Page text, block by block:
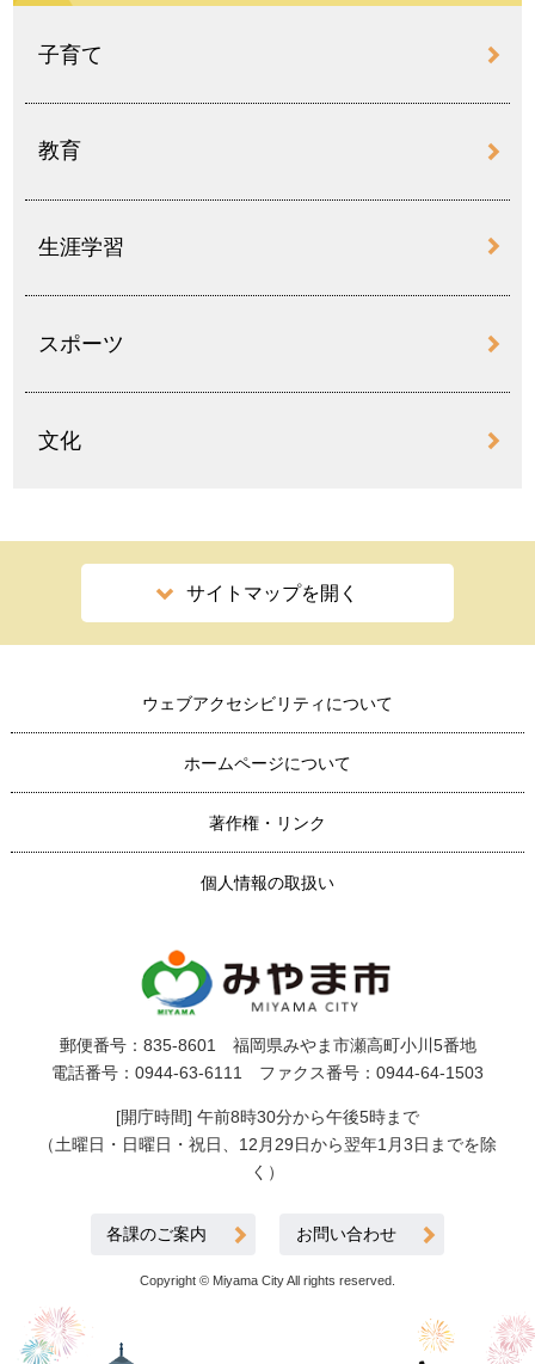
子育て
教育
生涯学習
スポーツ
文化
サイトマップを開く
ウェブアクセシビリティについて
ホームページについて
著作権・リンク
個人情報の取扱い
郵便番号：835-8601 福岡県みやま市瀬高町小川5番地
電話番号：0944-63-6111 ファクス番号：0944-64-1503
[開庁時間] 午前8時30分から午後5時まで
（土曜日・日曜日・祝日、12月29日から翌年1月3日までを除
く）
各課のご案内 お問い合わせ
Copyright © Miyama City All rights reserved.